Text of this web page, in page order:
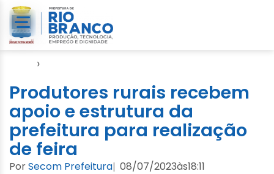
›
Produtores rurais recebem
apoio e estrutura da
prefeitura para realização
de feira
PorSecom Prefeitura| 08/07/2023às18:11